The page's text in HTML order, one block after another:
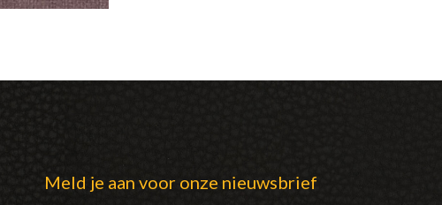
Meld je aan voor onze nieuwsbrief